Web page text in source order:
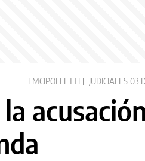
LMCIPOLLETTI JUDICIALES 03